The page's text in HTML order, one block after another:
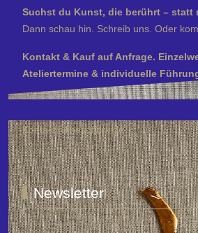
Suchst du Kunst, die berührt – statt
Dann schau hin. Schreib uns. Oder
Kontakt & Kauf auf Anfrage.
Ateliertermine & individuelle
Kontakt@linesofjork.de
Newsletter